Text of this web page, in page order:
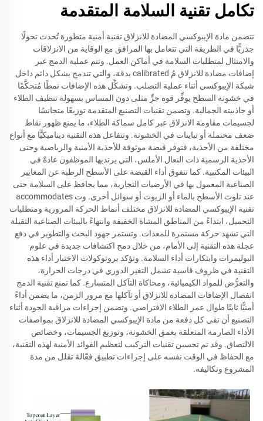
تكامل تقنية السلامة المتقدمة
تتضمن مادة الإيبوكسي المضادة للانزلاق تقنية أمنية متطورة تُحدث تحولًا
جذريًّا في الطريقة التي تتعامل بها المرافق مع الوقاية من الانزلاقات
والامتثال لمتطلبات السلامة في أماكن العمل. وتتم عملية الدمج عبر
إضافات مضادة للانزلاق مُ calibrated بدقة، والتي تندمج بشكل دائم داخل
شبكة الإيبوكسي أثناء عملية التصلب. وتشكِّل هذه الإضافات نمطًا مُتحكَّمًا
في خشونة السطح يوفِّر قوة جرٍّ مثلى دون المساس بسهولة تنظيف الطلاء
أو جاذبيته الجمالية. وتضمن تقنيات التصنيع المتقدمة توزيعًا متجانسًا
لجسيمات مقاومة الانزلاق عبر كامل سماكة الطلاء، ما يمنع ظهور نقاط
ضعف محتملة أو تباينات في الخشونة. وتتفاعل هذه التقنية ديناميكيًّا مع أنواع
مختلفة من الأحذية، فتوفر قبضة موثوقة للأحذية الأمنية والرياضية وحتى
الأحذية الرسمية ذات النعال الأملس، التي يرتديها الموظفون عادةً في
البيئات المكتبية. كما تتفوق أداء القبضة على الأسطح الرطبة عن المعايير
الصناعية المعمول بها في الأرضيات التجارية، مما يحافظ على السلامة حتى
عند تلوث الأسطح بالماء أو الزيوت أو سوائل أخرى. وت accommodates
تقنية الإيبوكسي المضادة للانزلاق مختلف أنماط الحركة المرورية ومتطلبات
التحميل، ابتداءً من المناطق المشاة الخفيفة وانتهاءً بالبيئات الصناعية الثقيلة
التي تشهد حركة مستمرة للمعدات. وتستمر جهود البحث والتطوير في دفع
عجلة هذه التقنية إلى الأمام، من خلال دمج اكتشافات جديدة في علوم
البوليمرات وابتكارات أداء السلامة. وتؤكد بروتوكولات الاختبار أداء هذه
التقنية في ظروف قاسية تشمل التغير الدوري في درجات الحرارة،
والتعرُّض للمواد الكيميائية، ومحاكاة التآكل المتسارع. كما تمنع تقنية الدمج
انفصال الإضافات المضادة للانزلاق أو تآكلها مع مرور الزمن، ما يضمن أداءً
أمنيًّا ثابتًا طوال عمر الطلاء الافتراضي. وتضمن إجراءات مراقبة الجودة أثناء
التصنيع أن تفي كل دفعة من مادة الإيبوكسي المضادة للانزلاق بمواصفات
الأداء الصارمة المتعلقة بعمق الخشونة، وتوزيع الجسيمات، وخصائص
الالتصاق. وقد تم تحسين تقنيات التركيب لتعظيم الفوائد الأمنية لهذه التقنية،
مع الحفاظ في الوقت نفسه على إجراءات تطبيق فعّالة تقلل من مدة
المشروع وتكاليفه.